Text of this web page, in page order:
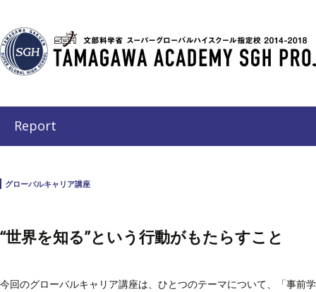
Report
グローバルキャリア講座
“世界を知る”という行動がもたらすこと
今回のグローバルキャリア講座は、ひとつのテーマについて、「事前